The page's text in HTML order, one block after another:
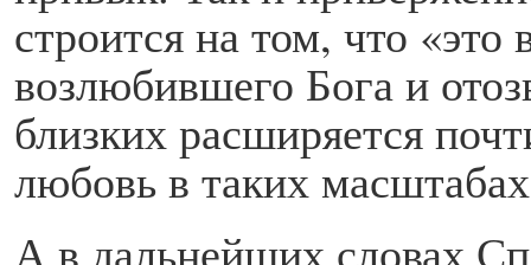
строится на том, что
возлюбившего Бога и
близких расширяется
любовь в таких
А в дальнейших словах